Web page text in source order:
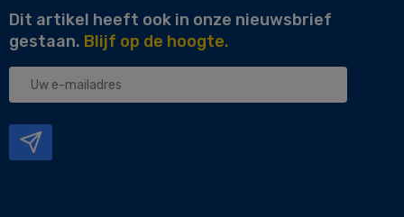
Dit artikel heeft ook in onze nieuwsbrief
gestaan. Blijf op de hoogte.
Uw